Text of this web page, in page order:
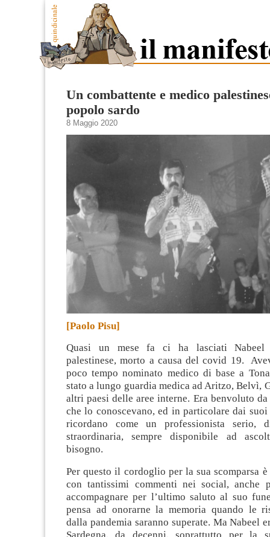
Un combattente e medico
popolo sardo
8 Maggio 2020
[Paolo Pisu]
Quasi un mese fa ci ha lasciati Nabeel
palestinese, morto a causa del covid 19.
poco tempo nominato medico di base a
stato a lungo guardia medica ad Aritzo, Belvì,
altri paesi delle aree interne. Era benvoluto
che lo conoscevano, ed in particolare dai
ricordano come un professionista serio,
straordinaria, sempre disponibile ad
bisogno.
Per questo il cordoglio per la sua scomparsa
con tantissimi commenti nei social, anche
accompagnare per l’ultimo saluto al suo
pensa ad onorarne la memoria quando le
dalla pandemia saranno superate. Ma Nabeel